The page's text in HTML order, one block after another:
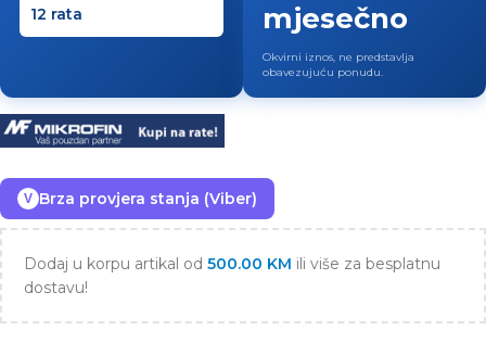
mjesečno
Okvirni iznos, ne predstavlja
obavezujuću ponudu.
V Brza provjera stanja (Viber)
Dodaj u korpu artikal od 500.00 KM ili više za besplatnu
dostavu!